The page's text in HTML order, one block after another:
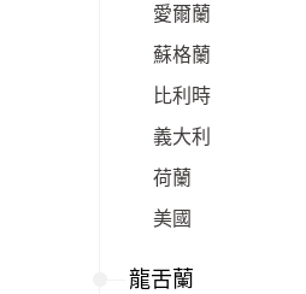
愛爾蘭
蘇格蘭
比利時
義大利
荷蘭
美國
龍舌蘭